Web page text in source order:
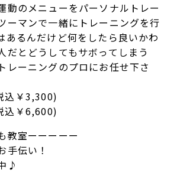
動のメニューをパーソナルトレー
ーマンで一緒にトレーニングを行
あるんだけど何をしたら良いかわ
だとどうしてもサボってしまう
レーニングのプロにお任せ下さ
込￥3,300)
込￥6,600)
教室ーーーーー
手伝い！
♪